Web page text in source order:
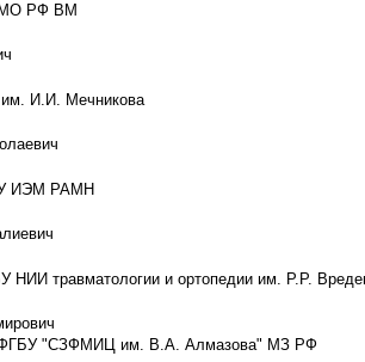
МО РФ ВМ
И.И. Мечникова
ИЭМ РАМН
травматологии и ортопедии им. Р.Р.
ФГБУ "СЗФМИЦ им. В.А. Алмазова" МЗ РФ